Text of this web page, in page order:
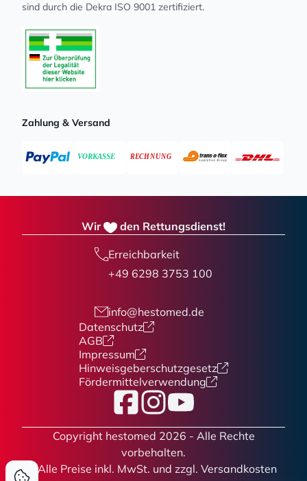
sind durch die Dekra ISO 9001 zertifiziert.
Zahlung & Versand
Wir den Rettungsdienst!
Erreichbarkeit
+49 6298 3753 100
info@hestomed.de
Datenschutz
AGB
Impressum
Hinweisgeberschutzgesetz
Fördermittelverwendung
FacebookInstagram
YouTube
Copyright hestomed 2026 - Alle Rechte
vorbehalten.
* Alle Preise inkl. MwSt. und zzgl. Versandkosten